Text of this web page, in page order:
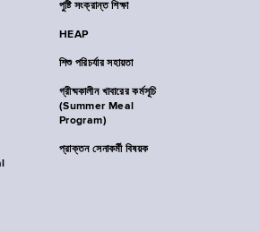
পুষ্টি সংক্রান্ত শিক্ষা
HEAP
শিশু পরিচর্যার সহায়তা
গ্রীষ্মকালীন খাবারের কর্মসূচি
(Summer Meal
Program)
প্রাক্তন সেনাকর্মী বিষয়ক